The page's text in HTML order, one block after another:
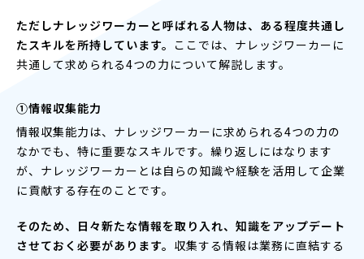
ただしナレッジワーカーと呼ばれる人物は、ある程度共通し
たスキルを所持しています。 ここでは、ナレッジワーカーに
共通して求められる4つの力について解説します。
①情報収集能力
情報収集能力は、ナレッジワーカーに求められる4つの力の
なかでも、特に重要なスキルです。繰り返しにはなります
が、ナレッジワーカーとは自らの知識や経験を活用して企業
に貢献する存在のことです。
そのため、日々新たな情報を取り入れ、知識をアップデート
させておく必要があります。 収集する情報は業務に直結する